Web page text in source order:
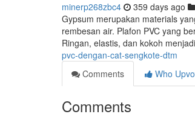
minerp268zbc4 359 days ago
Gypsum merupakan materials
rembesan air. Plafon PVC yang
Ringan, elastis, dan kokoh
pvc-dengan-cat-sengkote-dtm
Comments
Who
Comments